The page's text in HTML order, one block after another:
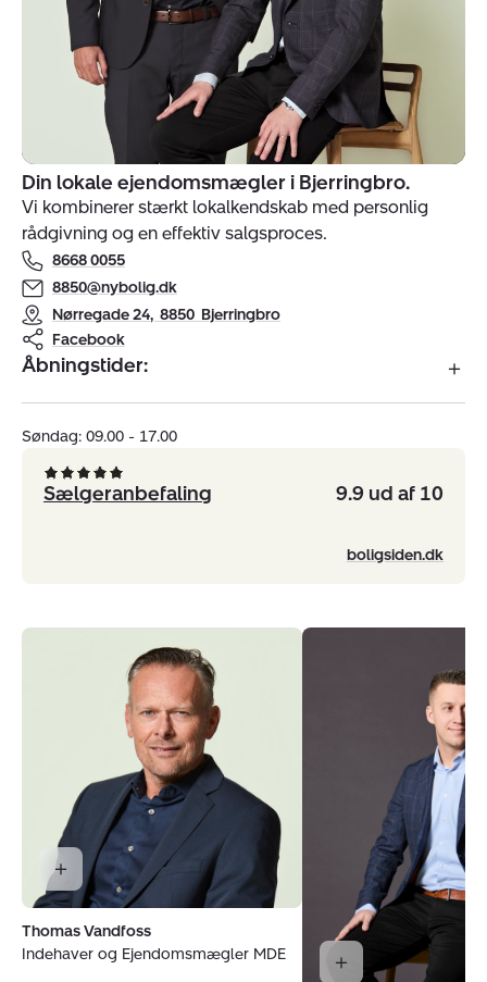
Indehavere
af
ejendomsmægler
Nybolig
Bjerringbro
Din lokale ejendomsmægler i Bjerringbro.
Vi kombinerer stærkt lokalkendskab med personlig
rådgivning og en effektiv salgsproces.
8668 0055
8850@nybolig.dk
Nørregade 24, 8850 Bjerringbro
Facebook
Åbningstider:
Søndag: 09.00 - 17.00
Sælgeranbefaling 9.9 ud af 10
boligsiden.dk
Thomas Vandfoss
Indehaver og Ejendomsmægler MDE